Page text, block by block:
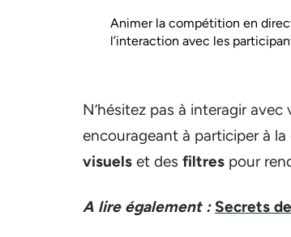
Animer la compétition en
l’interaction avec les
N’hésitez pas à interagir
encourageant à participer à
visuels et des filtres pour
A lire également : Secrets